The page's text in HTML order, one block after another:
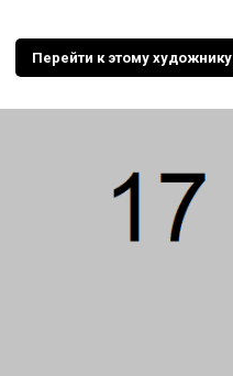
Перейти к этому художнику